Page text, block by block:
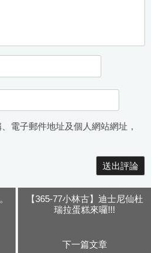
電子郵件地址及個人網站網址，
【365-77小林古】迪士尼仙杜
瑞拉蛋糕來囉!!!
下一篇文章